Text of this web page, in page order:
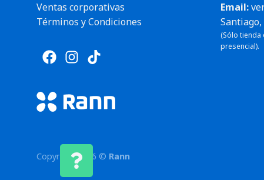
Ventas corporativas
Términos y Condiciones
Email:
Santiago,
(Sólo tienda
presencial).
Copyright 2026 © Rann